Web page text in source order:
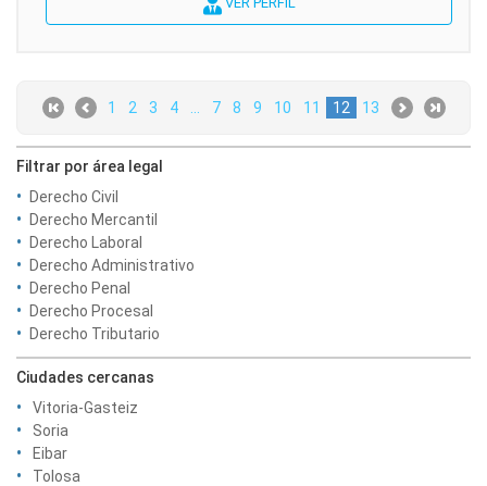
1 2 3 4 7 8 9 10 11 12 13
Filtrar por área legal
Derecho Civil
Derecho Mercantil
Derecho Laboral
Derecho Administrativo
Derecho Penal
Derecho Procesal
Derecho Tributario
Ciudades cercanas
Vitoria-Gasteiz
Soria
Eibar
Tolosa